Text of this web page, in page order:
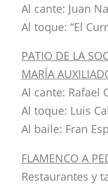
Al cante: Juan
Al toque: “El
PATIO DE LA
MARÍA
Al cante: Rafael
Al toque: Luis
Al baile: Fran
FLAMENCO A
Restaurantes y